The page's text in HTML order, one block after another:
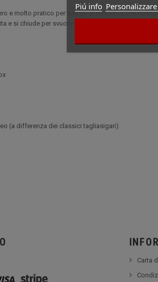
Piú info
e molto pratico per tutti gli aficionados che
e si chiude per svuotarsi del tabacco che ha
(a differenza dei classici tagliasigari)
Carta